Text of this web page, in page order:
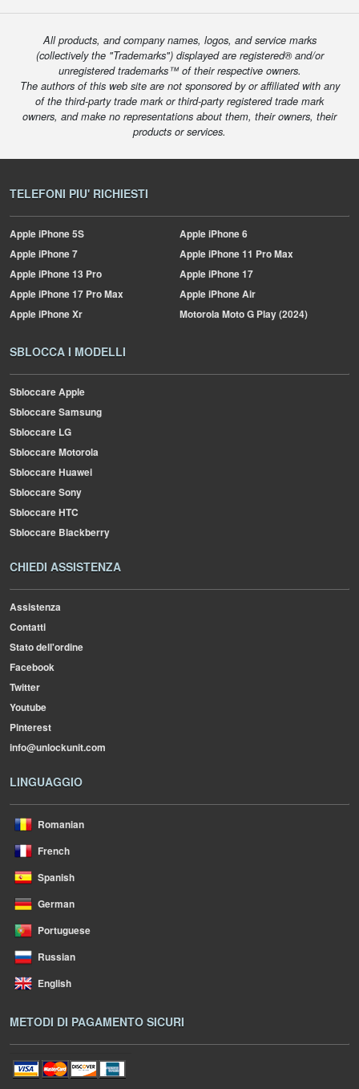
All products, and company names, logos, and service marks
(collectively the "Trademarks") displayed are registered® and/or
unregistered trademarks™ of their respective owners.
The authors of this web site are not sponsored by or affiliated with any
of the third-party trade mark or third-party registered trade mark
owners, and make no representations about them, their owners, their
products or services.
TELEFONI PIU' RICHIESTI
AppleiPhone 5S AppleiPhone 6
AppleiPhone 7 AppleiPhone 11 Pro Max
AppleiPhone 13 Pro AppleiPhone 17
AppleiPhone 17 Pro Max AppleiPhone Air
AppleiPhone Xr MotorolaMoto G Play (2024)
SBLOCCA I MODELLI
Sbloccare Apple
Sbloccare Samsung
Sbloccare LG
Sbloccare Motorola
Sbloccare Huawei
Sbloccare Sony
Sbloccare HTC
Sbloccare Blackberry
CHIEDI ASSISTENZA
Assistenza
Contatti
Stato dell'ordine
Facebook
Twitter
Youtube
Pinterest
info@unlockunit.com
LINGUAGGIO
Romanian
French
Spanish
German
Portuguese
Russian
English
METODI DI PAGAMENTO SICURI